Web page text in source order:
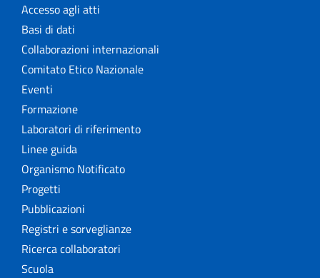
Accesso agli atti
Basi di dati
Collaborazioni internazionali
Comitato Etico Nazionale
Eventi
Formazione
Laboratori di riferimento
Linee guida
Organismo Notificato
Progetti
Pubblicazioni
Registri e sorveglianze
Ricerca collaboratori
Scuola